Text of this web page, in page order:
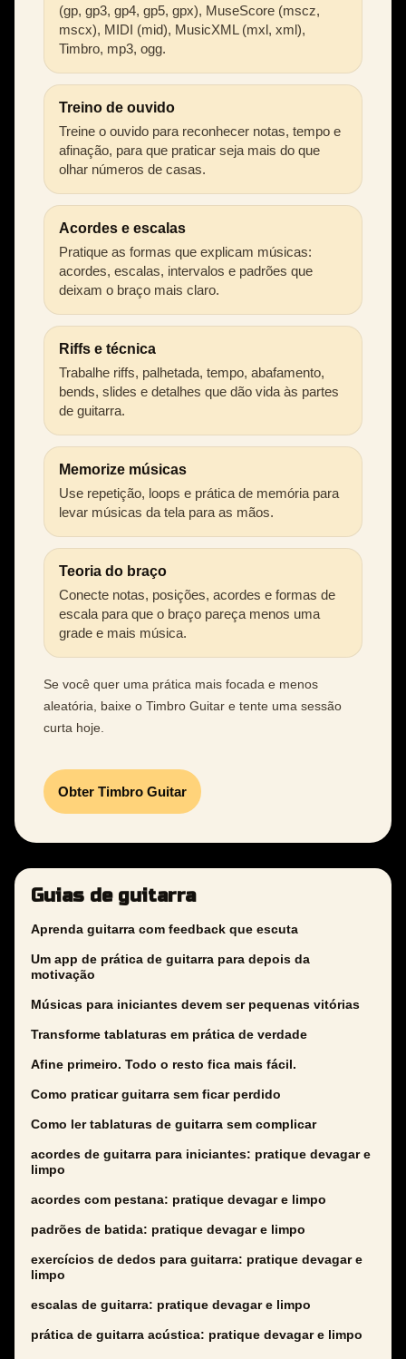
(gp, gp3, gp4, gp5, gpx), MuseScore (mscz,
mscx), MIDI (mid), MusicXML (mxl, xml),
Timbro, mp3, ogg.
Treino de ouvido
Treine o ouvido para reconhecer notas, tempo e
afinação, para que praticar seja mais do que
olhar números de casas.
Acordes e escalas
Pratique as formas que explicam músicas:
acordes, escalas, intervalos e padrões que
deixam o braço mais claro.
Riffs e técnica
Trabalhe riffs, palhetada, tempo, abafamento,
bends, slides e detalhes que dão vida às partes
de guitarra.
Memorize músicas
Use repetição, loops e prática de memória para
levar músicas da tela para as mãos.
Teoria do braço
Conecte notas, posições, acordes e formas de
escala para que o braço pareça menos uma
grade e mais música.
Se você quer uma prática mais focada e menos
aleatória, baixe o Timbro Guitar e tente uma sessão
curta hoje.
Obter Timbro Guitar
Guias de guitarra
Aprenda guitarra com feedback que escuta
Um app de prática de guitarra para depois da
motivação
Músicas para iniciantes devem ser pequenas vitórias
Transforme tablaturas em prática de verdade
Afine primeiro. Todo o resto fica mais fácil.
Como praticar guitarra sem ficar perdido
Como ler tablaturas de guitarra sem complicar
acordes de guitarra para iniciantes: pratique devagar e
limpo
acordes com pestana: pratique devagar e limpo
padrões de batida: pratique devagar e limpo
exercícios de dedos para guitarra: pratique devagar e
limpo
escalas de guitarra: pratique devagar e limpo
prática de guitarra acústica: pratique devagar e limpo